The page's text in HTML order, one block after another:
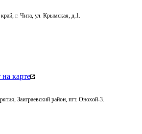
г. Чита, ул. Крымская, д.1.
карте
Заиграевский район, пгт. Онохой-3.